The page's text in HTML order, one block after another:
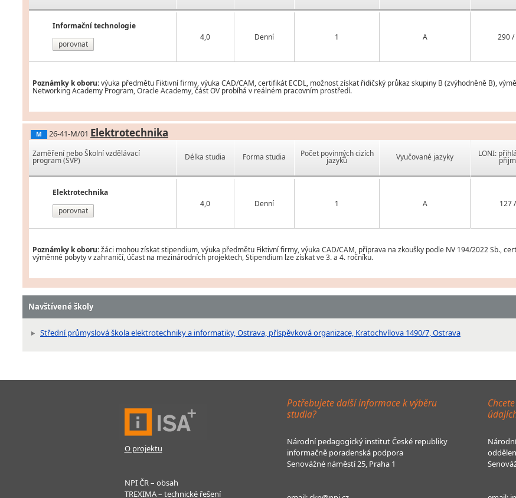
Informační technologie
porovnat
4,0 Denní 1 A 290 /
Poznámky k oboru:výuka předmětu Fiktivní firmy, výuka CAD/CAM, certifikát ECDL, možnost získat řidičský průkaz skupiny B (zvýhodněně B),
Networking Academy Program, Oracle Academy, část OV probíhá v reálném pracovním prostředí.
M 26-41-M/01 Elektrotechnika
Zaměření nebo Školní vzdělávací
program (ŠVP)
Elektrotechnika
porovnat
Délka studia Forma studia Počet povinných cizích
jazyků Vyučované jazyky
4,0 Denní 1 A
LONI:
127
Poznámky k oboru:žáci mohou získat stipendium, výuka předmětu Fiktivní firmy, výuka CAD/CAM, příprava na zkoušky podle NV 194/2022 Sb.,
výměnné pobyty v zahraničí, účast na mezinárodních projektech, Stipendium lze získat ve 3. a 4. ročníku.
Navštívené školy
Střední průmyslová škola elektrotechniky a informatiky, Ostrava, příspěvková organizace, Kratochvílova 1490/7, Ostrava
O projektu
NPI ČR – obsah
TREXIMA – technické řešení
Potřebujete další informace k výběru
studia?
Národní pedagogický institut České republiky
informačně poradenská podpora
Senovážné náměstí 25, Praha 1